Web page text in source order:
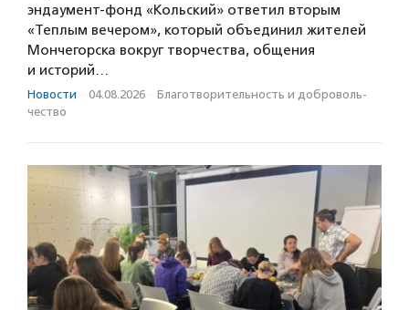
эндаумент-фонд «Кольский» ответил вторым
«Теплым вечером», который объединил жителей
Мончегорска вокруг творчества, общения
и историй…
Новости · 04.08.2026 · Благотвори­тель­ность и доброволь­
чест­во